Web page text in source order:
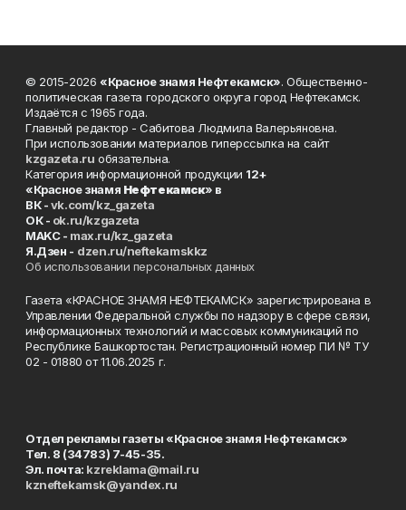
© 2015-2026 «Красное знамя Нефтекамск». Общественно-
политическая газета городского округа город Нефтекамск.
Издаётся с 1965 года.
Главный редактор - Сабитова Людмила Валерьяновна.
При использовании материалов гиперссылка на сайт
kzgazeta.ru обязательна.
Категория информационной продукции 12+
«Красное знамя Нефтекамск» в
ВК -vk.com/kz_gazeta
ОК - ok.ru/kzgazeta
MAKC - max.ru/kz_gazeta
Я.Дзен - dzen.ru/neftekamskkz
Об использовании персональных данных
Газета «КРАСНОЕ ЗНАМЯ НЕФТЕКАМСК» зарегистрирована в
Управлении Федеральной службы по надзору в сфере связи,
информационных технологий и массовых коммуникаций по
Республике Башкортостан. Регистрационный номер ПИ № ТУ
02 - 01880 от 11.06.2025 г.
Отдел рекламы газеты «Красное знамя Нефтекамск»
Тел. 8 (34783) 7-45-35.
Эл. почта: kzreklama@mail.ru
kzneftekamsk@yandex.ru